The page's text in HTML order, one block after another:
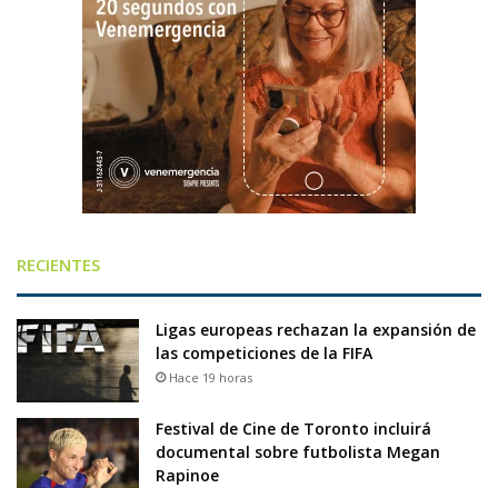
RECIENTES
Ligas europeas rechazan la expansión de
las competiciones de la FIFA
Hace 19 horas
Festival de Cine de Toronto incluirá
documental sobre futbolista Megan
Rapinoe